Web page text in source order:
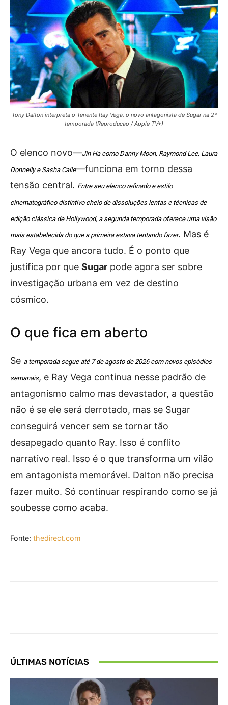
Tony Dalton interpreta o Tenente Ray Vega, o novo antagonista de Sugar na 2ª
temporada (Reproducao / Apple TV+)
O elenco novo—Jin Ha como Danny Moon, Raymond Lee, Laura
Donnelly e Sasha Calle—funciona em torno dessa
tensão central. Entre seu elenco refinado e estilo
cinematográfico distintivo cheio de dissoluções lentas e técnicas de
edição clássica de Hollywood, a segunda temporada oferece uma visão
mais estabelecida do que a primeira estava tentando fazer. Mas é
Ray Vega que ancora tudo. É o ponto que
justifica por que Sugar pode agora ser sobre
investigação urbana em vez de destino
cósmico.
O que fica em aberto
Se a temporada segue até 7 de agosto de 2026 com novos episódios
semanais, e Ray Vega continua nesse padrão de
antagonismo calmo mas devastador, a questão
não é se ele será derrotado, mas se Sugar
conseguirá vencer sem se tornar tão
desapegado quanto Ray. Isso é conflito
narrativo real. Isso é o que transforma um vilão
em antagonista memorável. Dalton não precisa
fazer muito. Só continuar respirando como se já
soubesse como acaba.
Fonte: thedirect.com
ÚLTIMAS NOTÍCIAS